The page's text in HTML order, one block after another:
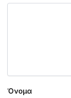
Όνομα